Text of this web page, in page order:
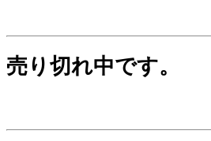
売り切れ中です。